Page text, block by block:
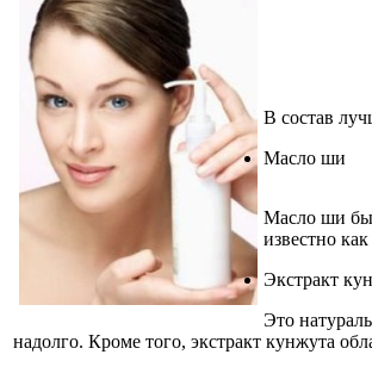
В состав
Масло ши
Масло ши
известно
Экстракт
Это
надолго. Кроме того, экстракт кунжута